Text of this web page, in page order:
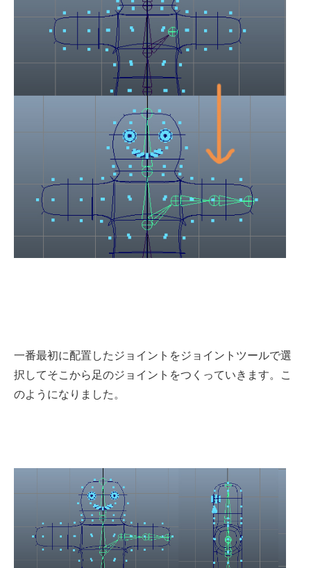
一番最初に配置したジョイントをジョイントツールで選
択してそこから足のジョイントをつくっていきます。こ
のようになりました。